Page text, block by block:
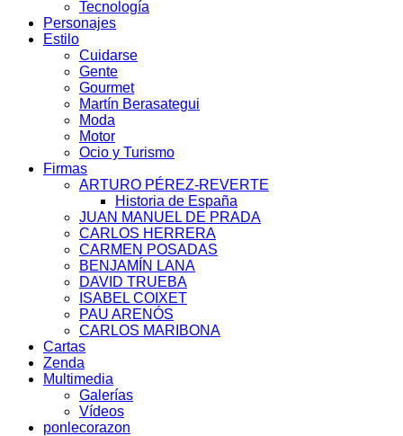
Tecnología
Personajes
Estilo
Cuidarse
Gente
Gourmet
Martín Berasategui
Moda
Motor
Ocio y Turismo
Firmas
ARTURO PÉREZ-REVERTE
Historia de España
JUAN MANUEL DE PRADA
CARLOS HERRERA
CARMEN POSADAS
BENJAMÍN LANA
DAVID TRUEBA
ISABEL COIXET
PAU ARENÓS
CARLOS MARIBONA
Cartas
Zenda
Multimedia
Galerías
Vídeos
ponlecorazon